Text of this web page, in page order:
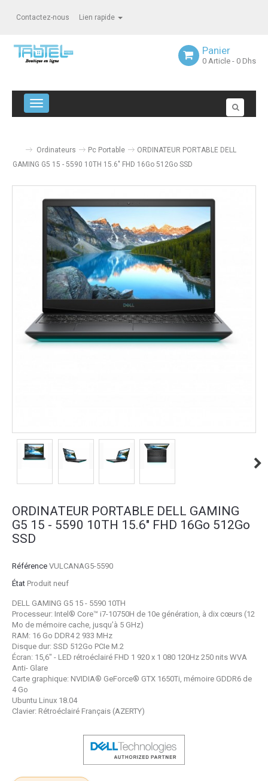
Contactez-nous Lien rapide
Panier
0 Article - 0 Dhs
Navigation bascule
Ordinateurs Pc Portable
ORDINATEUR PORTABLE DELL
GAMING G5 15 - 5590 10TH 15.6" FHD 16Go 512Go SSD
ORDINATEUR PORTABLE DELL GAMING
G5 15 - 5590 10TH 15.6" FHD 16Go 512Go
SSD
Référence VULCANAG5-5590
État Produit neuf
DELL GAMING G5 15 - 5590 10TH
Processeur: Intel® Core™ i7-10750H de 10e génération, à dix cœurs (12
Mo de mémoire cache, jusqu’à 5 GHz)
RAM: 16 Go DDR4 2 933 MHz
Disque dur: SSD 512Go PCIe M.2
Écran: 15,6" - LED rétroéclairé FHD 1 920 x 1 080 120Hz 250 nits WVA
Anti- Glare
Carte graphique: NVIDIA® GeForce® GTX 1650Ti, mémoire GDDR6 de
4 Go
Ubuntu Linux 18.04
Clavier: Rétroéclairé Français (AZERTY)